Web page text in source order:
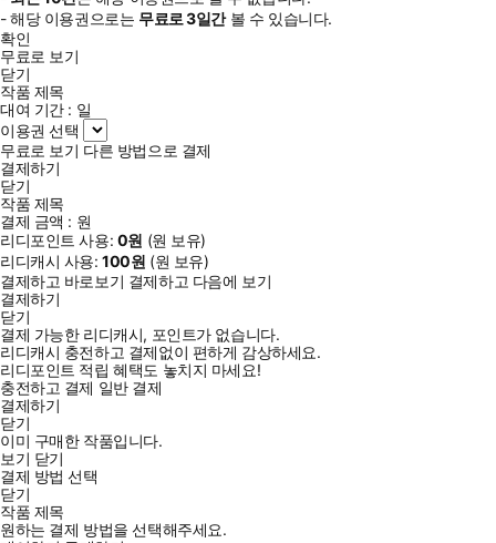
- 해당 이용권으로는 무료로3일간볼 수 있습니다.
확인
무료로 보기
닫기
작품 제목
대여 기간 : 일
이용권 선택
무료로 보기 다른 방법으로 결제
결제하기
닫기
작품 제목
결제 금액 : 원
리디포인트 사용: 0원 (원 보유)
리디캐시 사용:100원 (원 보유)
결제하고 바로보기 결제하고 다음에 보기
결제하기
닫기
결제 가능한 리디캐시, 포인트가 없습니다.
리디캐시 충전하고 결제없이 편하게 감상하세요.
리디포인트 적립 혜택도 놓치지 마세요!
충전하고 결제 일반 결제
결제하기
닫기
이미 구매한 작품입니다.
보기 닫기
결제 방법 선택
닫기
작품 제목
원하는 결제 방법을 선택해주세요.